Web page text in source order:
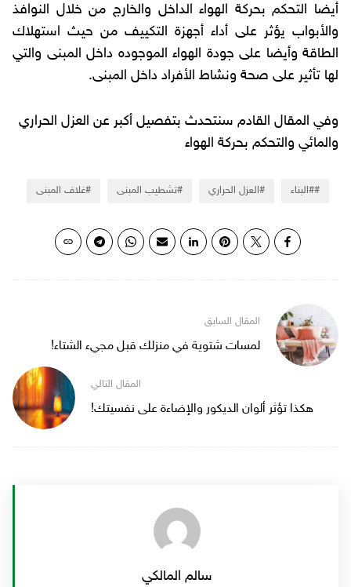
أيضا التحكم بحركة الهواء الداخل والخارج من خلال النوافذ
والأبواب يؤثر على أداء أجهزة التكييف من حيث استهلاك
الطاقة وأيضا على جودة الهواء الموجوده داخل المبنى والتي
لها تأثير على صحة ونشاط الأفراد داخل المبنى.
وفي المقال القادم سنتحدث بتفصيل أكبر عن العزل الحراري
والمائي والتحكم بحركة الهواء
#البناء العزل الحراري تشطيب المبنى غلاف المبنى
لمسات شتوية في منزلك قبل مجيء الشتاء!
هكذا تؤثر ألوان الديكور والإضاءة على نفسيتك!
سالم المالكي